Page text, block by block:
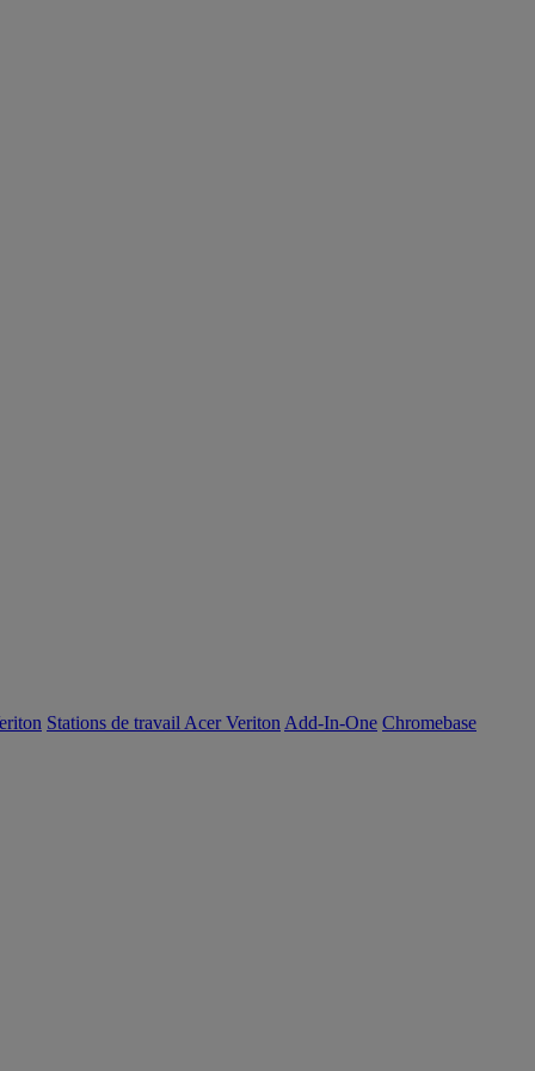
Stations de travail Acer Veriton Add-In-One Chromebase